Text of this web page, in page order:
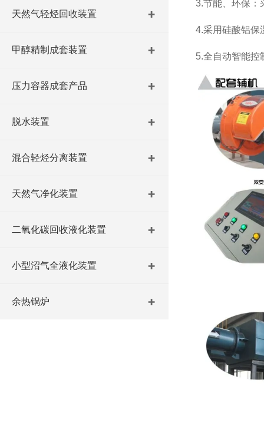
天然气轻烃回收装置
甲醇精制成套装置
压力容器成套产品
脱水装置
混合轻烃分离装置
天然气净化装置
二氧化碳回收液化装置
小型沼气全液化装置
余热锅炉
3.节能、环保：
4.采用硅酸铝保
5.全自动智能控